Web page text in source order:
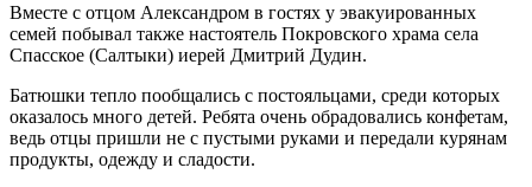
Вместе с отцом Александром в гостях у эвакуированных
семей побывал также настоятель Покровского храма села
Спасское (Салтыки) иерей Дмитрий Дудин.
Батюшки тепло пообщались с постояльцами, среди которых
оказалось много детей. Ребята очень обрадовались конфетам,
ведь отцы пришли не с пустыми руками и передали курянам
продукты, одежду и сладости.